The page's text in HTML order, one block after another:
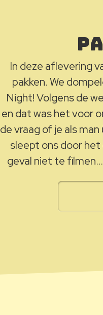
In deze aflevering
pakken. We
Night! Volgens de
en dat was het voor
de vraag of je als
sleept ons door het
geval niet te